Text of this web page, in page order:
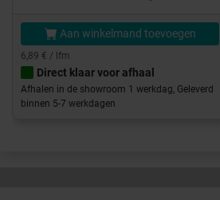
Aan winkelmand toevoegen
6,89 € / lfm
Direct klaar voor afhaal
Afhalen in de showroom 1 werkdag, Geleverd
binnen 5-7 werkdagen